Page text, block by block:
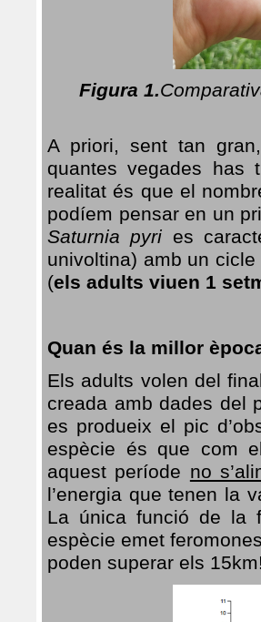
Figura 1.
A priori, sent tan
quantes vegades has
realitat és que el
podíem pensar en un
Saturnia pyri es
univoltina) amb un
(els adults viuen 1
Quan és la millor
Els adults volen del
creada amb dades del
es produeix el pic
espècie és que com
aquest període no
l’energia que tenen la
La única funció de la
espècie emet
poden superar els